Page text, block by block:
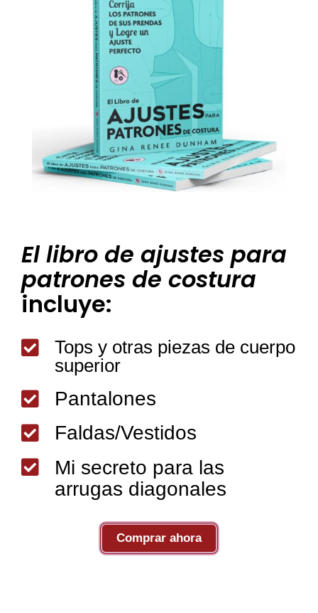
El libro de ajustes para
patrones de costura
incluye:

Tops y otras piezas de cuerpo
superior
 Pantalones
 Faldas/Vestidos

Mi secreto para las
arrugas diagonales
Comprar ahora